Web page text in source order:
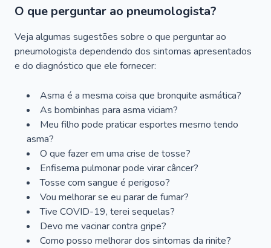
O que perguntar ao pneumologista?
Veja algumas sugestões sobre o que perguntar ao
pneumologista dependendo dos sintomas apresentados
e do diagnóstico que ele fornecer:
Asma é a mesma coisa que bronquite asmática?
As bombinhas para asma viciam?
Meu filho pode praticar esportes mesmo tendo
asma?
O que fazer em uma crise de tosse?
Enfisema pulmonar pode virar câncer?
Tosse com sangue é perigoso?
Vou melhorar se eu parar de fumar?
Tive COVID-19, terei sequelas?
Devo me vacinar contra gripe?
Como posso melhorar dos sintomas da rinite?